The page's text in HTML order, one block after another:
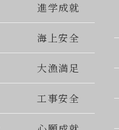
進学成就
海上安全
大漁満足
工事安全